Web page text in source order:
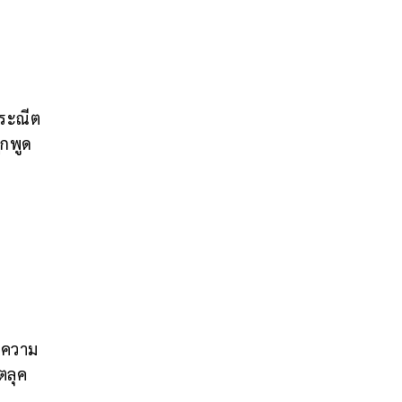
ะณีต
พูด
วาม
ลุค